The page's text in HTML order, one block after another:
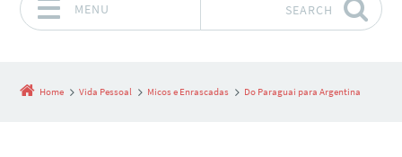
MENU SEARCH
Home Vida Pessoal Micos e Enrascadas Do Paraguai para Argentina